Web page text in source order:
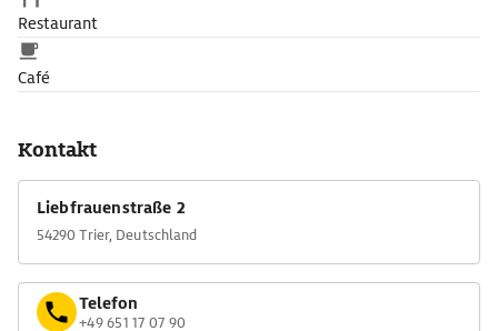
Restaurant
Café
Kontakt
Liebfrauenstraße 2
54290 Trier, Deutschland
Telefon
+49 651 17 07 90